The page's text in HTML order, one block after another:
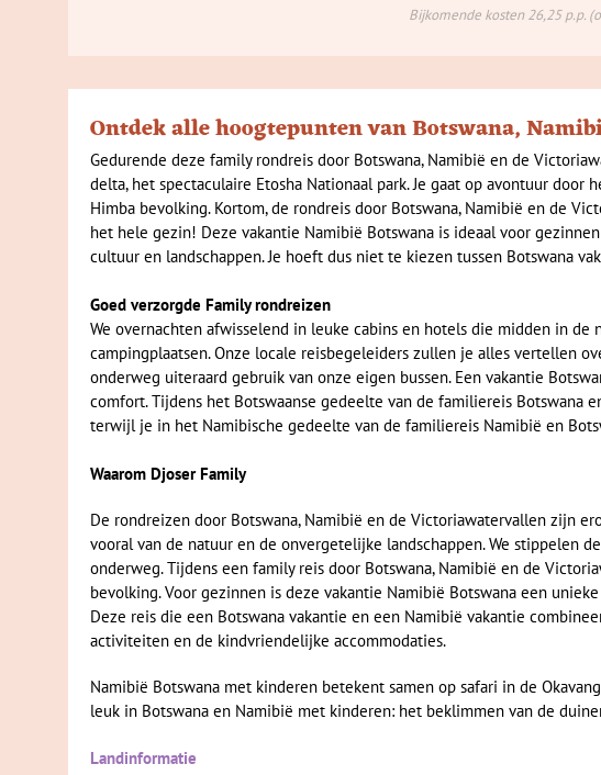
Bijkomende kosten 26,25 p.p.
Ontdek alle hoogtepunten van Botswana,
Gedurende deze family rondreis door Botswana, Namibië en de
delta, het spectaculaire Etosha Nationaal park. Je gaat op avontuur
Himba bevolking. Kortom, de rondreis door Botswana, Namibië en de
het hele gezin! Deze vakantie Namibië Botswana is ideaal voor
cultuur en landschappen. Je hoeft dus niet te kiezen tussen Botswana
Goed verzorgde Family rondreizen
We overnachten afwisselend in leuke cabins en hotels die midden in
campingplaatsen. Onze locale reisbegeleiders zullen je alles vertellen
onderweg uiteraard gebruik van onze eigen bussen. Een vakantie
comfort. Tijdens het Botswaanse gedeelte van de familiereis Botswana
terwijl je in het Namibische gedeelte van de familiereis Namibië en
Waarom Djoser Family
De rondreizen door Botswana, Namibië en de Victoriawatervallen zijn
vooral van de natuur en de onvergetelijke landschappen. We stippelen
onderweg. Tijdens een family reis door Botswana, Namibië en de
bevolking. Voor gezinnen is deze vakantie Namibië Botswana een
Deze reis die een Botswana vakantie en een Namibië vakantie
activiteiten en de kindvriendelijke accommodaties.
Namibië Botswana met kinderen betekent samen op safari in de
leuk in Botswana en Namibië met kinderen: het beklimmen van de
Landinformatie